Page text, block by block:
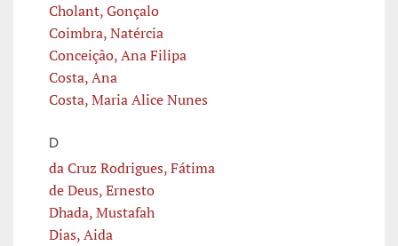
Cholant, Gonçalo
Coimbra, Natércia
Conceição, Ana Filipa
Costa, Ana
Costa, Maria Alice Nunes
D
da Cruz Rodrigues, Fátima
de Deus, Ernesto
Dhada, Mustafah
Dias, Aida